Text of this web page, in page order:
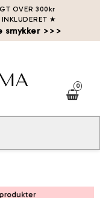
OVER 300kr
★
smykker >>>
0